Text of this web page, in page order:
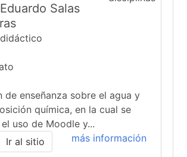
Salas
de enseñanza sobre el agua y
química, en la cual se
uso de Moodle y...
más información
Ir al sitio